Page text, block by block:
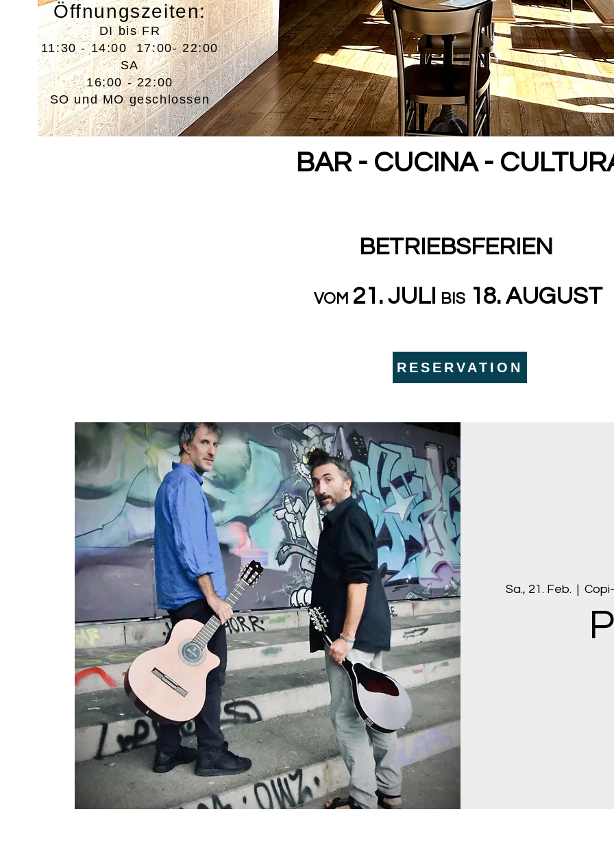
BAR - CUCINA -
Öffnungszeiten:
DI bis FR
11:30 - 14:00 17:00- 22:00
SA
16:00 - 22:00
SO und MO geschlossen
BETRIEBSFERIEN
VOM 21. JULI BIS 18. AUGUST
RESERVATION
Sa., 21. Feb.
  |